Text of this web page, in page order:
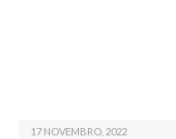
17 NOVEMBRO, 2022